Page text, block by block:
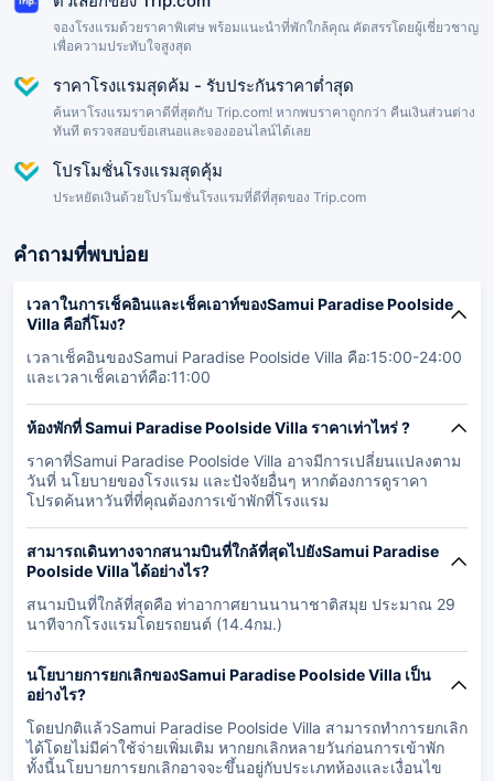
จองโรงแรมด้วยราคาพิเศษ พร้อมแนะนำที่พักใกล้คุณ คัดสรรโดยผู้เชี่ยวชาญ
เพื่อความประทับใจสูงสุด
ราคาโรงแรมสุดค้ม - รับประกันราคาต่ำสุด
ค้นหาโรงแรมราคาดีที่สุดกับ Trip.com! หากพบราคาถูกกว่า คืนเงินส่วนต่าง
ทันที ตรวจสอบข้อเสนอและจองออนไลน์ได้เลย
โปรโมชั่นโรงแรมสุดคุ้ม
ประหยัดเงินด้วยโปรโมชั่นโรงแรมที่ดีที่สุดของ Trip.com
คำถามที่พบบ่อย
เวลาในการเช็คอินและเช็คเอาท์ของSamui Paradise Poolside
Villa คือกี่โมง?
เวลาเช็คอินของSamui Paradise Poolside Villa คือ:15:00-24:00
และเวลาเช็คเอาท์คือ:11:00
ห้องพักที่ Samui Paradise Poolside Villa ราคาเท่าไหร่ ?
ราคาที่Samui Paradise Poolside Villa อาจมีการเปลี่ยนแปลงตาม
วันที่ นโยบายของโรงแรม และปัจจัยอื่นๆ หากต้องการดูราคา
โปรดค้นหาวันที่ที่คุณต้องการเข้าพักที่โรงแรม
สามารถเดินทางจากสนามบินที่ใกล้ที่สุดไปยังSamui Paradise
Poolside Villa ได้อย่างไร?
สนามบินที่ใกล้ที่สุดคือ ท่าอากาศยานนานาชาติสมุย ประมาณ 29
นาทีจากโรงแรมโดยรถยนต์ (14.4กม.)
นโยบายการยกเลิกของSamui Paradise Poolside Villa เป็น
อย่างไร?
โดยปกติแล้วSamui Paradise Poolside Villa สามารถทำการยกเลิก
ได้โดยไม่มีค่าใช้จ่ายเพิ่มเติม หากยกเลิกหลายวันก่อนการเข้าพัก
ทั้งนี้นโยบายการยกเลิกอาจจะขึ้นอยู่กับประเภทห้องและเงื่อนไข